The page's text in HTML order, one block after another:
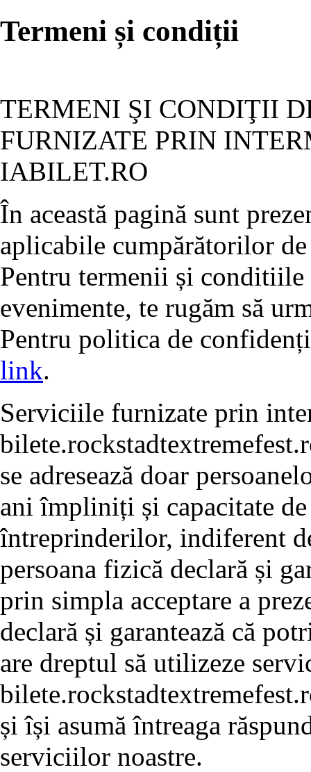
Termeni și condiții
TERMENI ŞI CONDIŢII
FURNIZATE PRIN
IABILET.RO
În această pagină sunt
aplicabile cumpărătorilor
Pentru termenii și
evenimente, te rugăm să
Pentru politica de
link.
Serviciile furnizate prin
se adresează doar
ani împliniți și capacitate
întreprinderilor, indiferent
persoana fizică declară și
prin simpla acceptare a
declară și garantează că
are dreptul să utilizeze
și își asumă întreaga
serviciilor noastre.